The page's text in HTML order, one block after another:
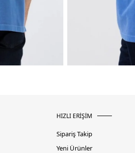
HIZLI ERİŞİM
Sipariş Takip
Yeni Ürünler